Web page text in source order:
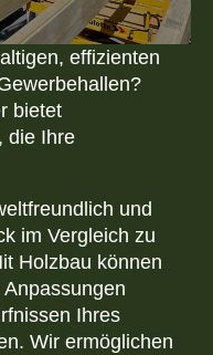
effizienten
bietet
die Ihre
und
im Vergleich zu
Holzbau können
Ihres
Wir ermöglichen